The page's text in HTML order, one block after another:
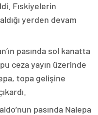
Fıskiyelerin
yerden devam
pasında sol kanatta
ceza yayın üzerinde
topa gelişine
pasında Nalepa